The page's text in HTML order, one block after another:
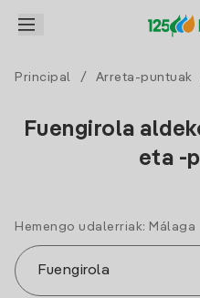
Principal / Arreta-puntuak
Fuengirola
eta -
Hemengo udalerriak: Málaga